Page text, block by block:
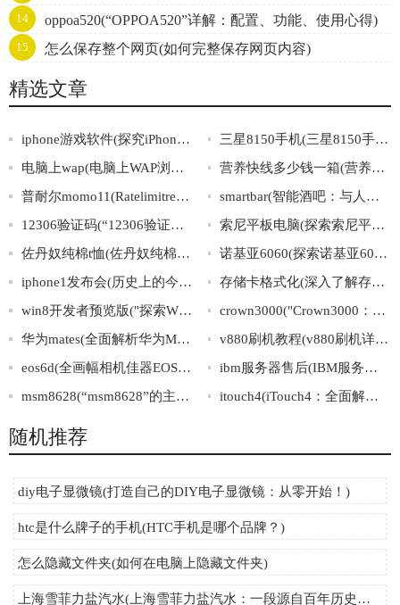
全套护肤品值得拥有)
14 oppoa520(“OPPOA520”详解：配置、功能、使用心得)
15 怎么保存整个网页(如何完整保存网页内容)
精选文章
iphone游戏软件(探究iPhone游戏软件市场：前景、趋势与商业模式)
三星8150手机(三星8150手机的功能详解及评测)
电脑上wap(电脑上WAP浏览器如何设置)
营养快线多少钱一箱(营养快线一箱多少钱？价格揭秘！)
普耐尔momo11(Ratelimitreachedfordefault-gpt-3.5-turboinorganizationorg-mQGBEZsfd3sA
smartbar(智能酒吧：与人工智能共享一杯美酒)
12306验证码(“12306验证码”是如何应对机器识别的？)
索尼平板电脑(探索索尼平板电脑的优势与劣势)
佐丹奴纯棉t恤(佐丹奴纯棉T恤：穿上自然舒适，呵护健康肌肤)
诺基亚6060(探索诺基亚6060的光辉历程)
iphone1发布会(历史上的今天：iphone1首次亮相，开启智能手机革命)
存储卡格式化(深入了解存储卡格式化技巧在线指南)
win8开发者预览版("探索WIN8开发者预览版：全方位解析Windows8的新特性与开发技巧")
crown3000("Crown3000：尘封的古代文明之谜")
华为mates(全面解析华为MateS：内外兼备，让你尽情体验智能生活)
v880刷机教程(v880刷机详细步骤，快速安装指南)
eos6d(全画幅相机佳器EOS6D，你值得拥有。)
ibm服务器售后(IBM服务器售后维修服务，专业可靠的服务商推荐)
msm8628(“msm8628”的主要特点及应用领域介绍)
itouch4(iTouch4：全面解析四代iPodTouch技术规格与历史发展)
随机推荐
diy电子显微镜(打造自己的DIY电子显微镜：从零开始！)
htc是什么牌子的手机(HTC手机是哪个品牌？)
怎么隐藏文件夹(如何在电脑上隐藏文件夹)
上海雪菲力盐汽水(上海雪菲力盐汽水：一段源自百年历史的中国味道)